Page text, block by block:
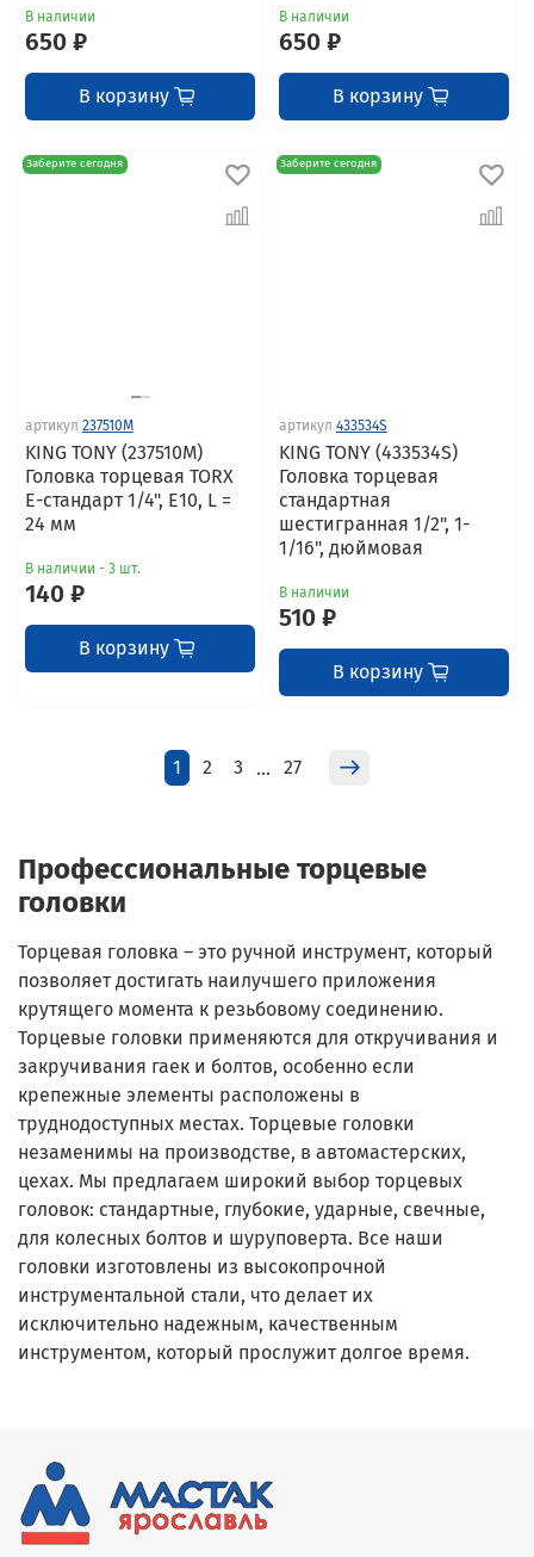
В наличии
650 ₽
В корзину
В наличии
650 ₽
В корзину
Заберите сегодня
артикул 237510M
KING TONY (237510M)
Головка торцевая TORX
Е-стандарт 1/4", E10, L =
24 мм
В наличии - 3 шт.
140 ₽
В корзину
Заберите сегодня
артикул 433534S
KING TONY (433534S)
Головка торцевая
стандартная
шестигранная 1/2", 1-
1/16", дюймовая
В наличии
510 ₽
В корзину
1 2 3 … 27
Профессиональные торцевые
головки
Торцевая головка – это ручной инструмент, который
позволяет достигать наилучшего приложения
крутящего момента к резьбовому соединению.
Торцевые головки применяются для откручивания и
закручивания гаек и болтов, особенно если
крепежные элементы расположены в
труднодоступных местах. Торцевые головки
незаменимы на производстве, в автомастерских,
цехах. Мы предлагаем широкий выбор торцевых
головок: стандартные, глубокие, ударные, свечные,
для колесных болтов и шуруповерта. Все наши
головки изготовлены из высокопрочной
инструментальной стали, что делает их
исключительно надежным, качественным
инструментом, который прослужит долгое время.